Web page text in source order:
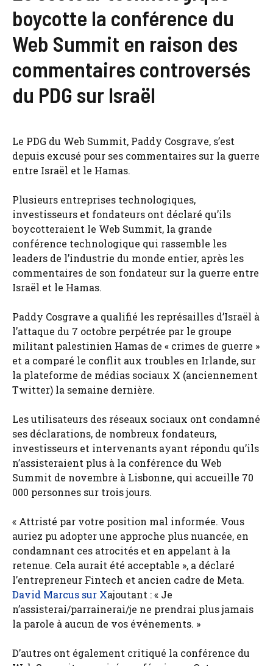
boycotte la conférence du
Web Summit en raison des
commentaires controversés
du PDG sur Israël
Le PDG du Web Summit, Paddy Cosgrave, s’est
depuis excusé pour ses commentaires sur la guerre
entre Israël et le Hamas.
Plusieurs entreprises technologiques,
investisseurs et fondateurs ont déclaré qu’ils
boycotteraient le Web Summit, la grande
conférence technologique qui rassemble les
leaders de l’industrie du monde entier, après les
commentaires de son fondateur sur la guerre entre
Israël et le Hamas.
Paddy Cosgrave a qualifié les représailles d’Israël à
l’attaque du 7 octobre perpétrée par le groupe
militant palestinien Hamas de « crimes de guerre »
et a comparé le conflit aux troubles en Irlande, sur
la plateforme de médias sociaux X (anciennement
Twitter) la semaine dernière.
Les utilisateurs des réseaux sociaux ont condamné
ses déclarations, de nombreux fondateurs,
investisseurs et intervenants ayant répondu qu’ils
n’assisteraient plus à la conférence du Web
Summit de novembre à Lisbonne, qui accueille 70
000 personnes sur trois jours.
« Attristé par votre position mal informée. Vous
auriez pu adopter une approche plus nuancée, en
condamnant ces atrocités et en appelant à la
retenue. Cela aurait été acceptable », a déclaré
l’entrepreneur Fintech et ancien cadre de Meta.
David Marcus sur Xajoutant : « Je
n’assisterai/parrainerai/je ne prendrai plus jamais
la parole à aucun de vos événements. »
D’autres ont également critiqué la conférence du